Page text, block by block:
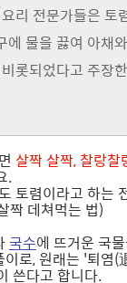
리 전문가들은 토
에 물을 끓여 아채
롯되었다고 주장
살짝 살짝, 찰랑찰
.
토렴이라고 하는
짝 데쳐먹는 법)
국수에 뜨거운 국
로, 원래는 '퇴염(
쓴다고 합니다.